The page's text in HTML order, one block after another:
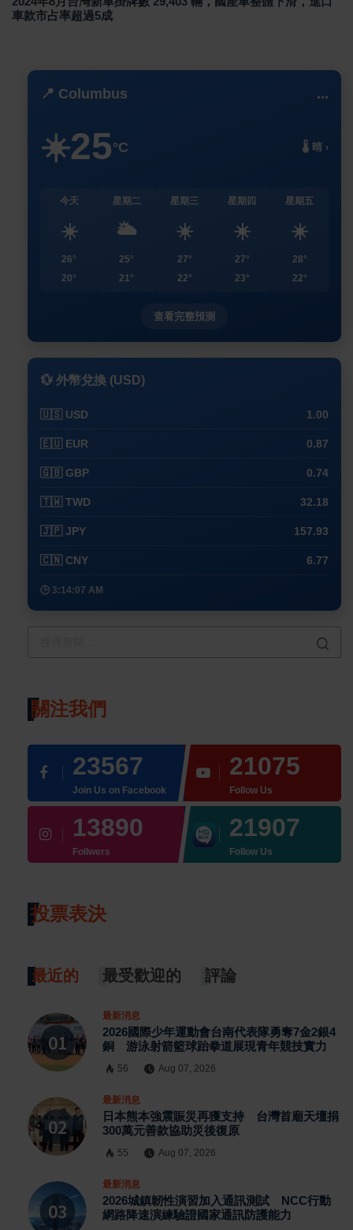
車款市占率超過5成
📍 Columbus ...
☀️25°C 🌡️ 晴 ›
今天
☀️
26°
20°
星期二
🌥️
25°
21°
星期三
☀️
27°
22°
星期四
☀️
27°
23°
星期五
☀️
28°
22°
查看完整預測
💱 外幣兌換 (USD)
🇺🇸 USD 1.00
🇪🇺 EUR 0.87
🇬🇧 GBP 0.74
🇹🇼 TWD 32.18
🇯🇵 JPY 157.93
🇨🇳 CNY 6.77
🕒 3:14:07 AM
關注我們
23567
Join Us on Facebook
21075
Follow Us
13890
Follwers
21907
Follow Us
投票表決
最近的 最受歡迎的 評論
最新消息
2026國際少年運動會台南代表隊勇奪7金2銀4
銅 游泳射箭籃球跆拳道展現青年競技實力
56 Aug 07, 2026
最新消息
日本熊本強震賑災再獲支持 台灣首廟天壇捐
300萬元善款協助災後復原
55 Aug 07, 2026
最新消息
2026城鎮韌性演習加入通訊測試 NCC行動
網路降速演練驗證國家通訊防護能力